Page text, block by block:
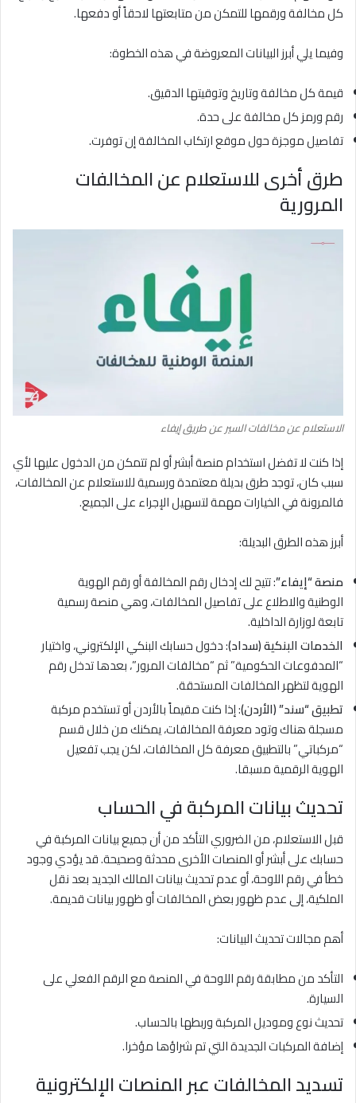
كل مخالفة ورقمها للتمكن من متابعتها لاحقاً أو دفعها.
وفيما يلي أبرز البيانات المعروضة في هذه الخطوة:
قيمة كل مخالفة وتاريخ وتوقيتها الدقيق.
رقم ورمز كل مخالفة على حدة.
تفاصيل موجزة حول موقع ارتكاب المخالفة إن توفرت.
طرق أخرى للاستعلام عن المخالفات
المرورية
الاستعلام عن مخالفات السير عن طريق إيفاء
إذا كنت لا تفضل استخدام منصة أبشر أو لم تتمكن من الدخول عليها لأي
سبب كان، توجد طرق بديلة معتمدة ورسمية للاستعلام عن المخالفات،
فالمرونة في الخيارات مهمة لتسهيل الإجراء على الجميع.
أبرز هذه الطرق البديلة:
منصة “إيفاء”: تتيح لك إدخال رقم المخالفة أو رقم الهوية
الوطنية والاطلاع على تفاصيل المخالفات، وهي منصة رسمية
تابعة لوزارة الداخلية.
الخدمات البنكية (سداد): دخول حسابك البنكي الإلكتروني، واختيار
“المدفوعات الحكومية” ثم “مخالفات المرور”، بعدها تدخل رقم
الهوية لتظهر المخالفات المستحقة.
تطبيق “سند” (الأردن): إذا كنت مقيماً بالأردن أو تستخدم مركبة
مسجلة هناك وتود معرفة المخالفات، يمكنك من خلال قسم
“مركباتي” بالتطبيق معرفة كل المخالفات، لكن يجب تفعيل
الهوية الرقمية مسبقا.
تحديث بيانات المركبة في الحساب
قبل الاستعلام، من الضروري التأكد من أن جميع بيانات المركبة في
حسابك على أبشر أو المنصات الأخرى محدثة وصحيحة. قد يؤدي وجود
خطأ في رقم اللوحة، أو عدم تحديث بيانات المالك الجديد بعد نقل
الملكية، إلى عدم ظهور بعض المخالفات أو ظهور بيانات قديمة.
أهم مجالات تحديث البيانات:
التأكد من مطابقة رقم اللوحة في المنصة مع الرقم الفعلي على
السيارة.
تحديث نوع وموديل المركبة وربطها بالحساب.
إضافة المركبات الجديدة التي تم شراؤها مؤخرا.
تسديد المخالفات عبر المنصات الإلكترونية